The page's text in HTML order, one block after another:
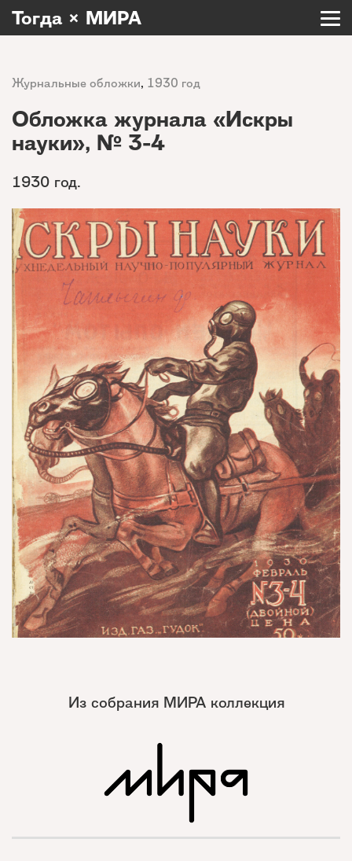
Тогда × МИРА
Журнальные обложки, 1930 год
Обложка журнала «Искры
науки», № 3-4
1930 год.
Из собрания МИРА коллекция